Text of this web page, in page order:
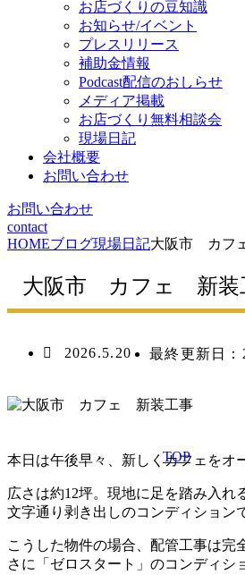
お店づくりの豆知識
お知らせ/イベント
プレスリリース
補助金情報
Podcast配信のおしらせ
メディア掲載
お店づくり無料相談会
現場日記
会社概要
お問い合わせ
TOP
お問い合わせ
contact
HOMEブログ現場日記大阪市 カフ
大阪市 カフェ 新装
2026.5.20 最終更新日：
本日は午後早々、新しくカフェをオ
広さは約12坪。現地に足を踏み入
文字通り剥き出しのコンディション
こうした物件の場合、配管工事は
さに「ゼロスタート」のコンディシ